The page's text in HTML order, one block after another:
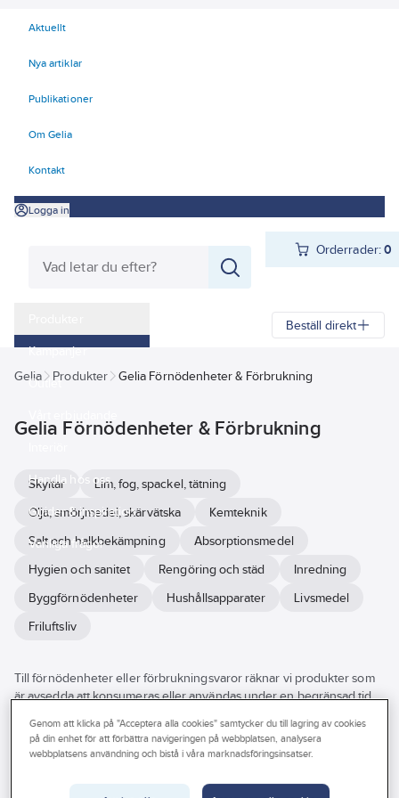
Aktuellt
Nya artiklar
Publikationer
Om Gelia
Kontakt
Logga in
Orderrader:0
Kampanjer
Outlet
Handla hos oss
Guider & inspiration
Vanliga frågor
Beställ direkt
Gelia Produkter Gelia Förnödenheter & Förbrukning
Gelia Förnödenheter & Förbrukning
Skyltar
Lim, fog, spackel, tätning
Olja, smörjmedel, skärvätska
Kemteknik
Salt och halkbekämpning
Absorptionsmedel
Hygien och sanitet
Rengöring och städ
Inredning
Byggförnödenheter
Hushållsapparater
Livsmedel
Friluftsliv
Till förnödenheter eller förbrukningsvaror räknar vi produkter som
är avsedda att konsumeras eller användas under en begränsad tid.
hushållspapper, men även presenningar, städprodukter och
kemprodukter som används i hemmet eller på arbetsplatsen.
alla Produkter (521)
Genom att klicka på "Acceptera alla cookies" samtycker du till lagring av cookies
på din enhet för att förbättra navigeringen på webbplatsen, analysera
webbplatsens användning och bistå i våra marknadsföringsinsatser.